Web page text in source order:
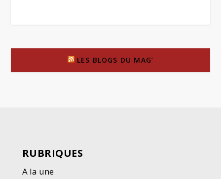
LES BLOGS DU MAG’
RUBRIQUES
A la une